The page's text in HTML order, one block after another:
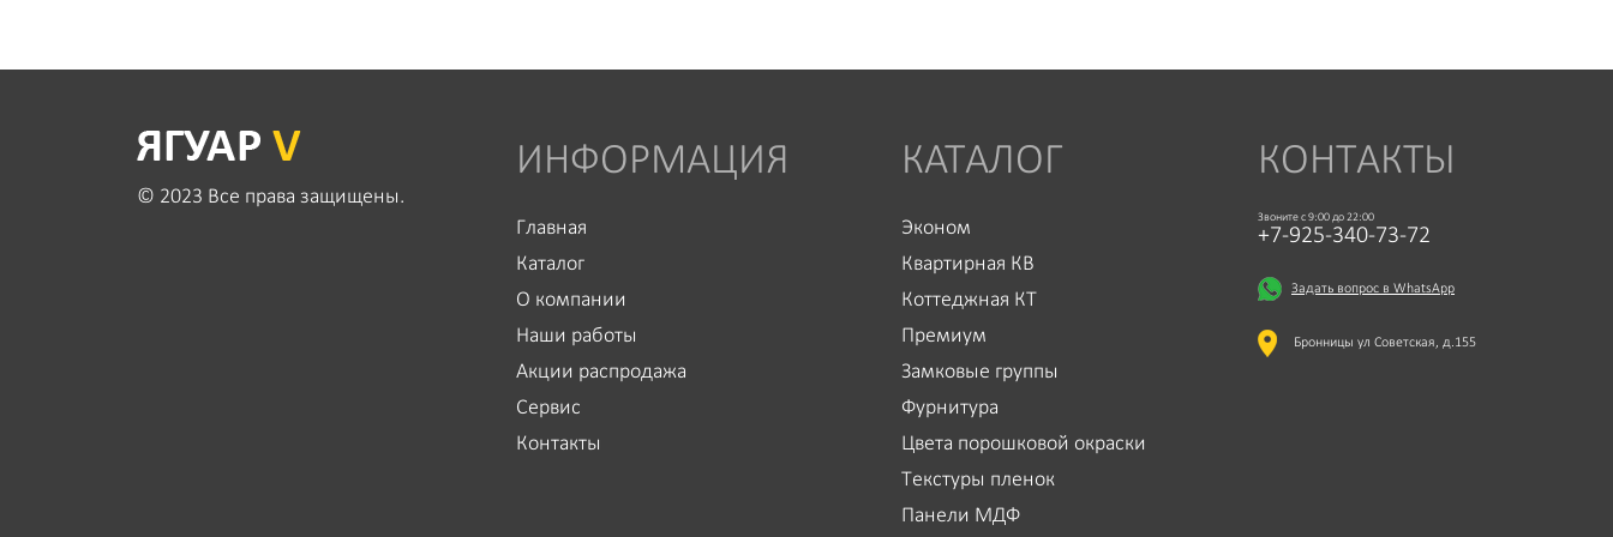
© 2023 Все права защищены.
ИНФОРМАЦИЯ
Главная
Каталог
О компании
Наши работы
Акции распродажа
Сервис
Контакты
КАТАЛОГ
Эконом
Квартирная КВ
Коттеджная КТ
Премиум
Замковые группы
Фурнитура
Цвета порошковой окраски
Текстуры пленок
Панели МДФ
КОНТАКТЫ
Звоните с 9:00 до 22:00
+7-925-340-73-72
Задать вопрос в WhatsApp
Бронницы ул Советская, д.155